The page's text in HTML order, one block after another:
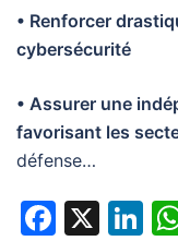
• Renforcer
cybersécurité
• Assurer une
favorisant les
défense…
X